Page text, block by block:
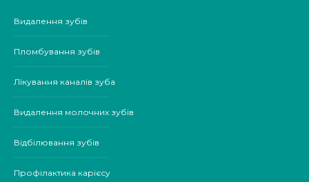
Видалення зубів
Пломбування зубів
Лікування каналів зуба
Видалення молочних зубів
Відбілювання зубів
Профілактика карієсу